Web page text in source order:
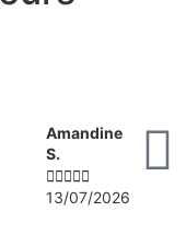
Amandine
S.

13/07/2026